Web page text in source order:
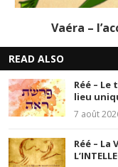
Vaéra –
READ ALSO
Réé – Le
lieu
7 août
Réé – La